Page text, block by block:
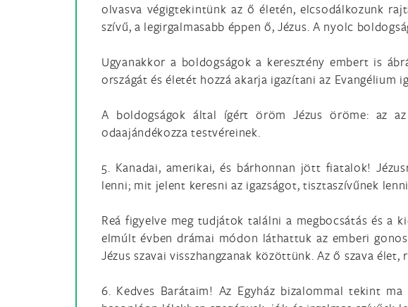
olvasva végigtekintünk az ő életén, elcsodálkozunk
szívű, a legirgalmasabb éppen ő, Jézus. A nyolc
Ugyanakkor a boldogságok a keresztény embert is
országát és életét hozzá akarja igazítani az Evangélium
A boldogságok által ígért öröm Jézus öröme: az
odaajándékozza testvéreinek.
5. Kanadai, amerikai, és bárhonnan jött fiatalok!
lenni; mit jelent keresni az igazságot, tisztaszívűnek
Reá figyelve meg tudjátok találni a megbocsátás és a
elmúlt évben drámai módon láthattuk az emberi
Jézus szavai visszhangzanak közöttünk. Az ő szava élet,
6. Kedves Barátaim! Az Egyház bizalommal tekint